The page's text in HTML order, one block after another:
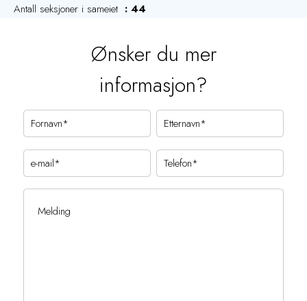
Antall seksjoner i sameiet
44
Ønsker du mer
informasjon?